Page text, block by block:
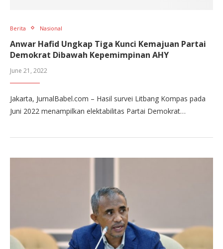
Berita Nasional
Anwar Hafid Ungkap Tiga Kunci Kemajuan Partai
Demokrat Dibawah Kepemimpinan AHY
June 21, 2022
Jakarta, JurnalBabel.com – Hasil survei Litbang Kompas pada
Juni 2022 menampilkan elektabilitas Partai Demokrat…